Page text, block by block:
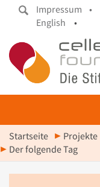
Impressum •
English
•
Startseite Projekte
Der folgende Tag